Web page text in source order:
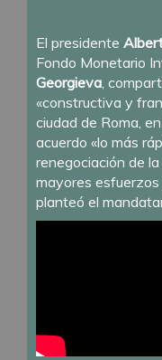
El presidente
Fondo Monetario
Georgieva ,
«constructiva y
ciudad de Roma,
acuerdo «lo más
renegociación de
mayores esfuerzos
planteó el